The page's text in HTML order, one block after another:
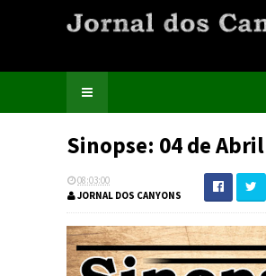
Sinopse: 04 de Abril
08:03:00
JORNAL DOS CANYONS